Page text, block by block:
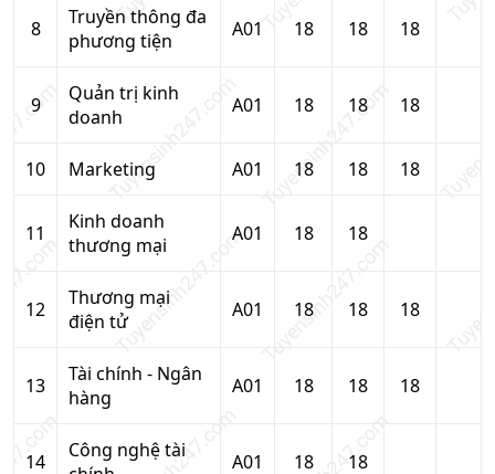
8
Truyền thông đa
phương tiện
A01 18 18 18
9
Quản trị kinh
doanh
A01 18 18 18
10 Marketing A01 18 18 18
11
Kinh doanh
thương mại
A01 18 18
12
Thương mại
điện tử
A01 18 18 18
13
Tài chính - Ngân
hàng
A01 18 18 18
14
Công nghệ tài
A01 18 18